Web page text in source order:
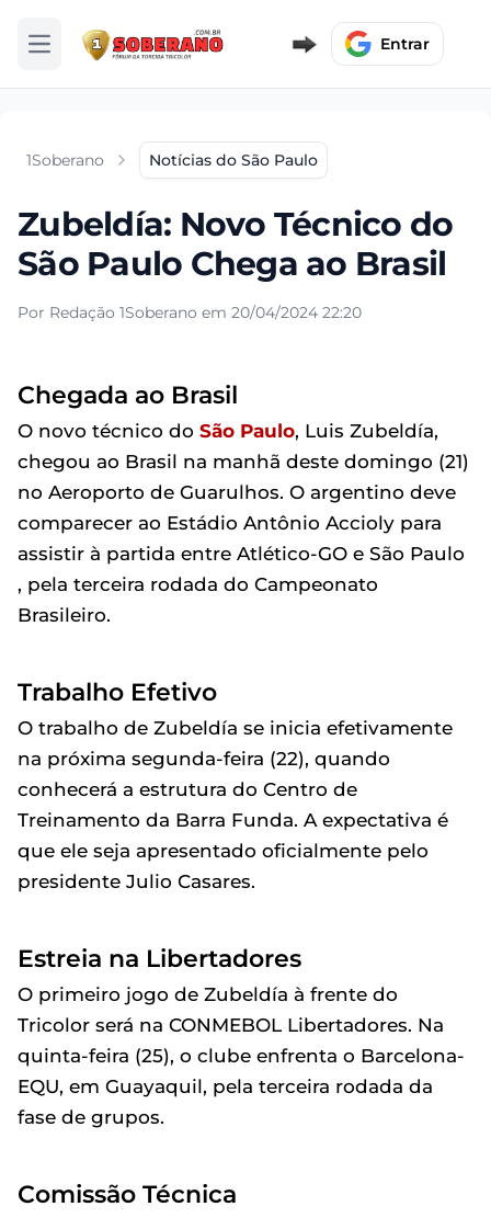
Abrir menu Entrar
1Soberano Notícias do São Paulo
Zubeldía: Novo Técnico do
São Paulo Chega ao Brasil
Por Redação 1Soberano em 20/04/2024 22:20
Chegada ao Brasil
O novo técnico do São Paulo, Luis Zubeldía,
chegou ao Brasil na manhã deste domingo (21)
no Aeroporto de Guarulhos. O argentino deve
comparecer ao Estádio Antônio Accioly para
assistir à partida entre Atlético-GO e São Paulo
, pela terceira rodada do Campeonato
Brasileiro.
Trabalho Efetivo
O trabalho de Zubeldía se inicia efetivamente
na próxima segunda-feira (22), quando
conhecerá a estrutura do Centro de
Treinamento da Barra Funda. A expectativa é
que ele seja apresentado oficialmente pelo
presidente Julio Casares.
Estreia na Libertadores
O primeiro jogo de Zubeldía à frente do
Tricolor será na CONMEBOL Libertadores. Na
quinta-feira (25), o clube enfrenta o Barcelona-
EQU, em Guayaquil, pela terceira rodada da
fase de grupos.
Comissão Técnica